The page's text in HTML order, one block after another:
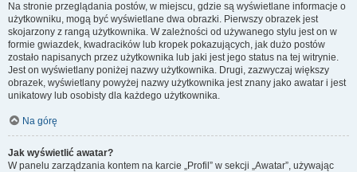
Na stronie przeglądania postów, w miejscu, gdzie są wyświetlane informacje o
użytkowniku, mogą być wyświetlane dwa obrazki. Pierwszy obrazek jest
skojarzony z rangą użytkownika. W zależności od używanego stylu jest on w
formie gwiazdek, kwadracików lub kropek pokazujących, jak dużo postów
zostało napisanych przez użytkownika lub jaki jest jego status na tej witrynie.
Jest on wyświetlany poniżej nazwy użytkownika. Drugi, zazwyczaj większy
obrazek, wyświetlany powyżej nazwy użytkownika jest znany jako awatar i jest
unikatowy lub osobisty dla każdego użytkownika.
Na górę
Jak wyświetlić awatar?
W panelu zarządzania kontem na karcie „Profil” w sekcji „Awatar”, używając